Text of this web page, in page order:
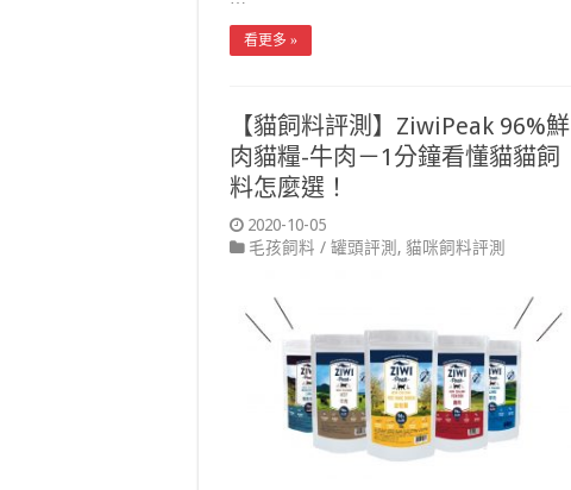
看更多 »
【貓飼料評測】ZiwiPeak 96%鮮
肉貓糧-牛肉－1分鐘看懂貓貓飼
料怎麼選！
2020-10-05
毛孩飼料 / 罐頭評測 , 貓咪飼料評測